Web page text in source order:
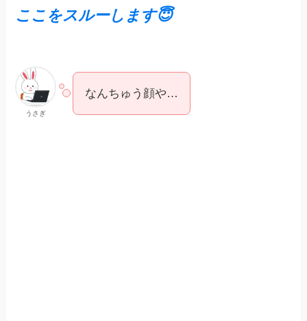
ここをスルーします😇
うさぎ
なんちゅう顔や…